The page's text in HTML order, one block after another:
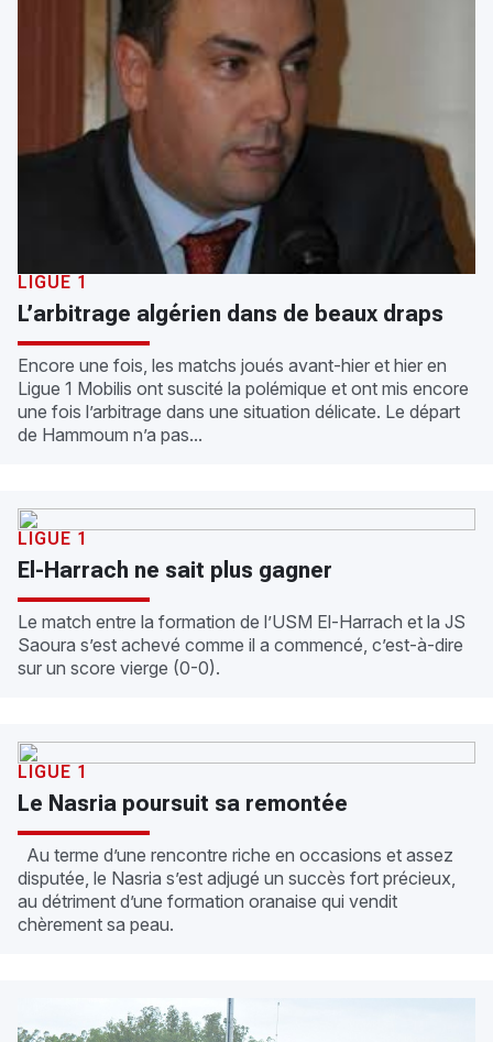
LIGUE 1
L’arbitrage algérien dans de beaux draps
Encore une fois, les matchs joués avant-hier et hier en
Ligue 1 Mobilis ont suscité la polémique et ont mis encore
une fois l’arbitrage dans une situation délicate. Le départ
de Hammoum n’a pas...
LIGUE 1
El-Harrach ne sait plus gagner
Le match entre la formation de l’USM El-Harrach et la JS
Saoura s’est achevé comme il a commencé, c’est-à-dire
sur un score vierge (0-0).
LIGUE 1
Le Nasria poursuit sa remontée
Au terme d’une rencontre riche en occasions et assez
disputée, le Nasria s’est adjugé un succès fort précieux,
au détriment d’une formation oranaise qui vendit
chèrement sa peau.